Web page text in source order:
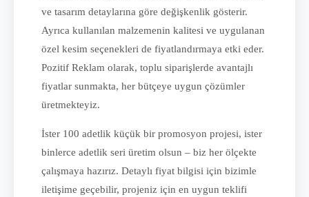
ve tasarım detaylarına göre değişkenlik gösterir.
Ayrıca kullanılan malzemenin kalitesi ve uygulanan
özel kesim seçenekleri de fiyatlandırmaya etki eder.
Pozitif Reklam olarak, toplu siparişlerde avantajlı
fiyatlar sunmakta, her bütçeye uygun çözümler
üretmekteyiz.
İster 100 adetlik küçük bir promosyon projesi, ister
binlerce adetlik seri üretim olsun – biz her ölçekte
çalışmaya hazırız. Detaylı fiyat bilgisi için bizimle
iletişime geçebilir, projeniz için en uygun teklifi